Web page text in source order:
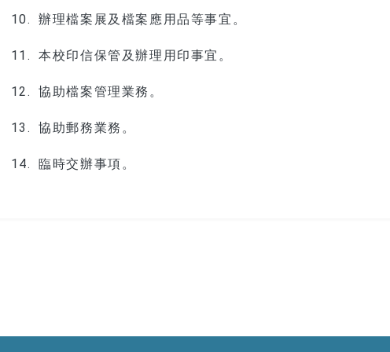
10. 辦理檔案展及檔案應用品等事宜。
11. 本校印信保管及辦理用印事宜。
12. 協助檔案管理業務。
13. 協助郵務業務。
14. 臨時交辦事項。